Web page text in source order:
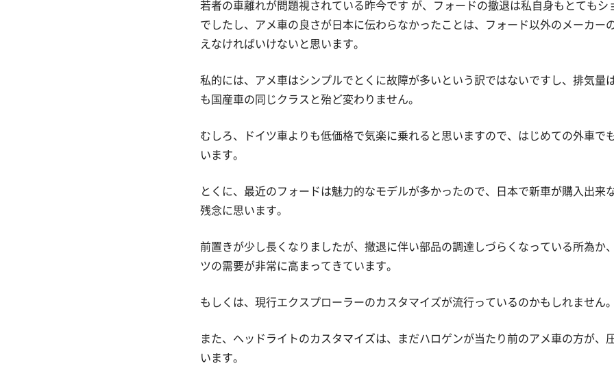
若者の車離れが問題視されている昨今です が、フォードの撤退は私自身もとてもシ
でしたし、アメ車の良さが日本に伝わらなかったことは、フォード以外のメーカー
えなければいけないと思います。
私的には、アメ車はシンプルでとくに故障が多いという訳ではないですし、排気量
も国産車の同じクラスと殆ど変わりません。
むしろ、ドイツ車よりも低価格で気楽に乗れると思いますので、はじめての外車で
います。
とくに、最近のフォードは魅力的なモデルが多かったので、日本で新車が購入出来
残念に思います。
前置きが少し長くなりましたが、撤退に伴い部品の調達しづらくなっている所為か
ツの需要が非常に高まってきています。
もしくは、現行エクスプローラーのカスタマイズが流行っているのかもしれません。
また、ヘッドライトのカスタマイズは、まだハロゲンが当たり前のアメ車の方が、
います。